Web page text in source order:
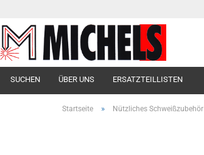
SUCHEN ÜBER UNS ERSATZTEILLISTEN
Startseite » Nützliches Schweißzubehör